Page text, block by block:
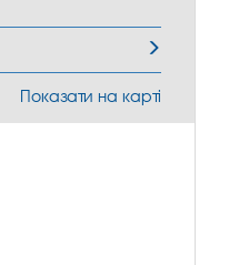
Показати на карті